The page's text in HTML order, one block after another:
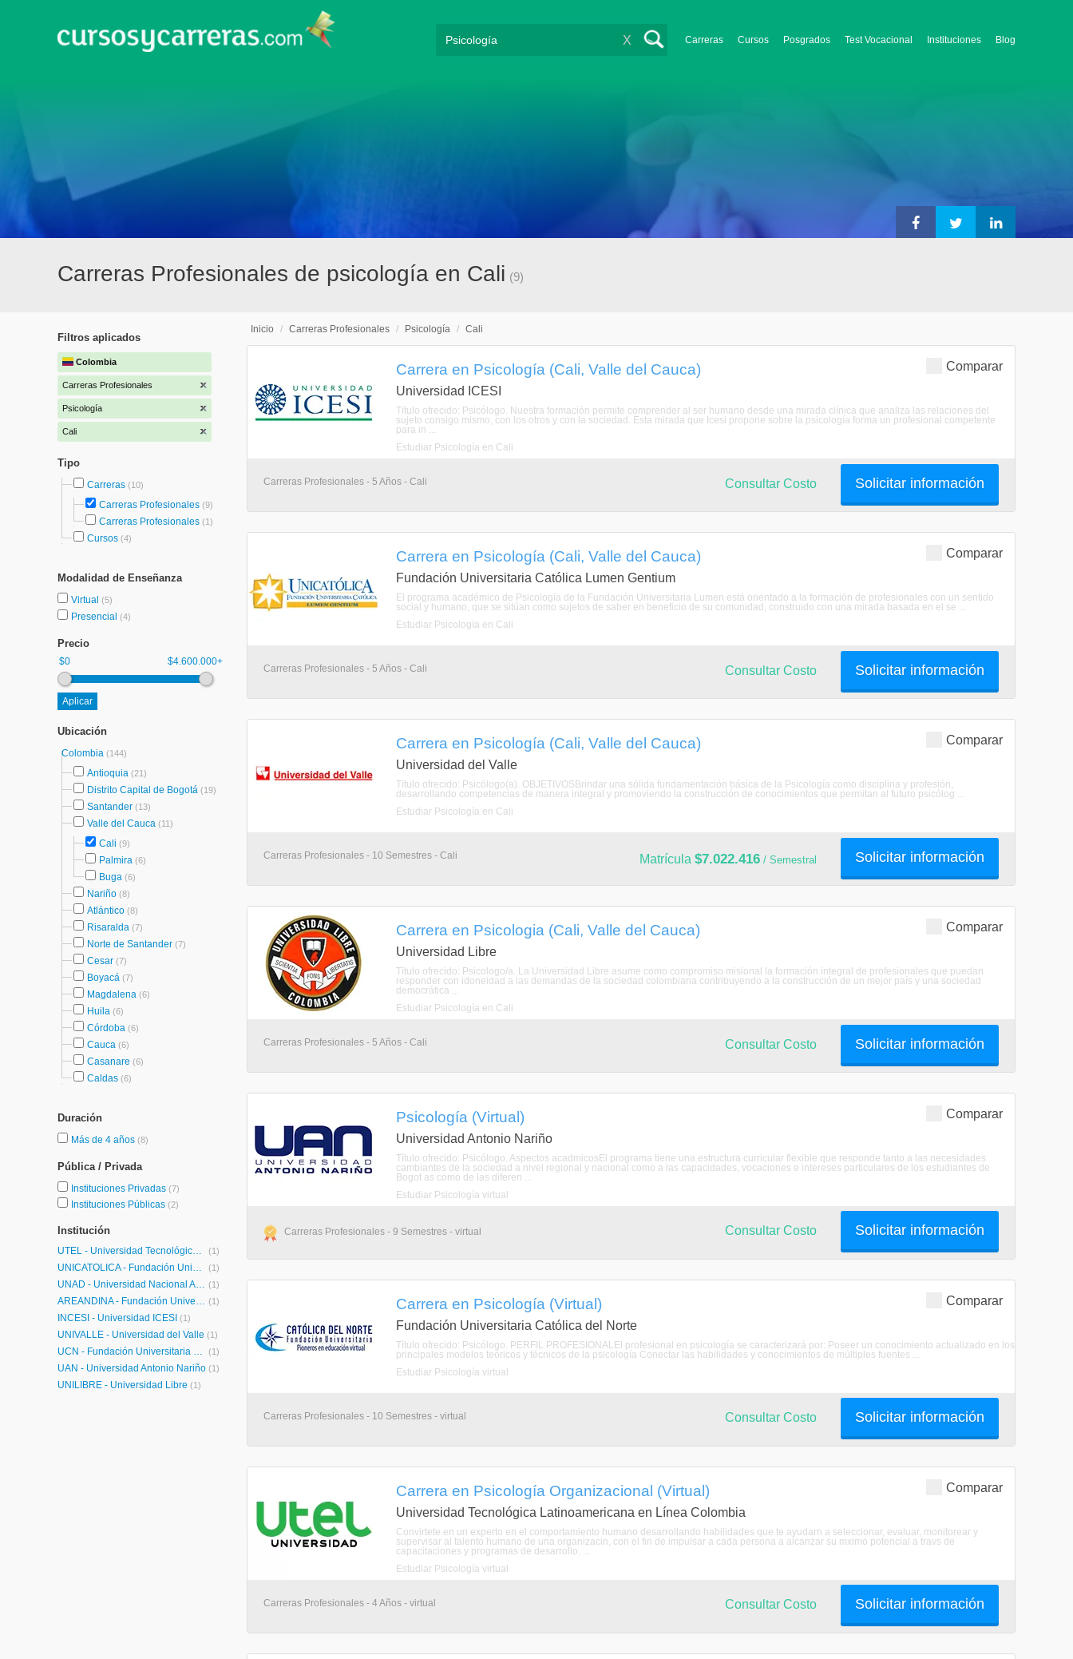
Carreras Cursos Posgrados Test Vocacional Instituciones Blog
X
Carreras Profesionales de psicología en Cali (9)
Filtros aplicados
Colombia
Carreras Profesionales
Psicología
Cali
Tipo
Carreras (10)
Carreras Profesionales (9)
Carreras Profesionales (1)
Cursos (4)
Modalidad de Enseñanza
Virtual (5)
Presencial (4)
Precio
$0 $4.600.000+
Ubicación
Colombia (144)
Antioquia (21)
Distrito Capital de Bogotá (19)
Santander (13)
Valle del Cauca (11)
Cali (9)
Palmira (6)
Buga (6)
Nariño (8)
Atlántico (8)
Risaralda (7)
Norte de Santander (7)
Cesar (7)
Boyacá (7)
Magdalena (6)
Huila (6)
Córdoba (6)
Cauca (6)
Casanare (6)
Caldas (6)
Duración
Más de 4 años (8)
Pública / Privada
Instituciones Privadas (7)
Instituciones Públicas (2)
Institución
UTEL - Universidad Tecnológica Latinoamericana en Línea Colombia (1)
UNICATÓLICA - Fundación Universitaria Católica Lumen Gentium (1)
UNAD - Universidad Nacional Abierta y a Distancia (1)
ÁREANDINA - Fundación Universitaria del Área Andina (1)
INCESI - Universidad ICESI (1)
UNIVALLE - Universidad del Valle (1)
UCN - Fundación Universitaria Católica del Norte (1)
UAN - Universidad Antonio Nariño (1)
UNILIBRE - Universidad Libre (1)
Inicio / Carreras Profesionales / Psicología / Cali
Comparar
Carrera en Psicología (Cali, Valle del Cauca)
Universidad ICESI
Título ofrecido: Psicólogo. Nuestra formación permite comprender al ser humano desde una mirada clínica que analiza las relaciones del
sujeto consigo mismo, con los otros y con la sociedad. Esta mirada que Icesi propone sobre la psicología forma un profesional competente
para in ...
Estudiar Psicología en Cali
Carreras Profesionales - 5 Años - Cali Solicitar información
Consultar Costo
Comparar
Carrera en Psicología (Cali, Valle del Cauca)
Fundación Universitaria Católica Lumen Gentium
El programa académico de Psicología de la Fundación Universitaria Lumen está orientado a la formación de profesionales con un sentido
social y humano, que se sitúan como sujetos de saber en beneficio de su comunidad, construido con una mirada basada en el se ...
Estudiar Psicología en Cali
Carreras Profesionales - 5 Años - Cali Solicitar información
Consultar Costo
Comparar
Carrera en Psicología (Cali, Valle del Cauca)
Universidad del Valle
Título ofrecido: Psicólogo(a). OBJETIVOSBrindar una sólida fundamentación básica de la Psicología como disciplina y profesión,
desarrollando competencias de manera integral y promoviendo la construcción de conocimientos que permitan al futuro psicólog ...
Estudiar Psicología en Cali
Carreras Profesionales - 10 Semestres - Cali Solicitar información
Matrícula $7.022.416 / Semestral
Comparar
Carrera en Psicologia (Cali, Valle del Cauca)
Universidad Libre
Título ofrecido: Psicologo/a. La Universidad Libre asume como compromiso misional la formación integral de profesionales que puedan
responder con idoneidad a las demandas de la sociedad colombiana contribuyendo a la construcción de un mejor país y una sociedad
democrática ...
Estudiar Psicología en Cali
Carreras Profesionales - 5 Años - Cali Solicitar información
Consultar Costo
Comparar
Psicología (Virtual)
Universidad Antonio Nariño
Título ofrecido: Psicólogo. Aspectos acadmicosEl programa tiene una estructura curricular flexible que responde tanto a las necesidades
cambiantes de la sociedad a nivel regional y nacional como a las capacidades, vocaciones e intereses particulares de los estudiantes de
Bogot as como de las diferen ...
Estudiar Psicología virtual
Carreras Profesionales - 9 Semestres - virtual Solicitar información
Consultar Costo
Comparar
Carrera en Psicología (Virtual)
Fundación Universitaria Católica del Norte
Título ofrecido: Psicólogo. PERFIL PROFESIONALEl profesional en psicología se caracterizará por: Poseer un conocimiento actualizado en los
principales modelos teóricos y técnicos de la psicología Conectar las habilidades y conocimientos de múltiples fuentes ...
Estudiar Psicología virtual
Carreras Profesionales - 10 Semestres - virtual Solicitar información
Consultar Costo
Comparar
Carrera en Psicología Organizacional (Virtual)
Universidad Tecnológica Latinoamericana en Línea Colombia
Convirtete en un experto en el comportamiento humano desarrollando habilidades que te ayudarn a seleccionar, evaluar, monitorear y
supervisar al talento humano de una organizacin, con el fin de impulsar a cada persona a alcanzar su mximo potencial a travs de
capacitaciones y programas de desarrollo. ...
Estudiar Psicología virtual
Carreras Profesionales - 4 Años - virtual Solicitar información
Consultar Costo